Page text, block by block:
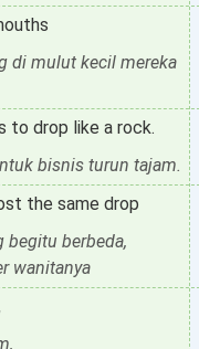
di mulut kecil mereka
to drop like a rock.
bisnis turun tajam.
the same drop
begitu berbeda,
wanitanya